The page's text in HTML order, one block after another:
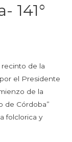
141°
recinto de la
el Presidente
de la
de Córdoba”
folclorica y